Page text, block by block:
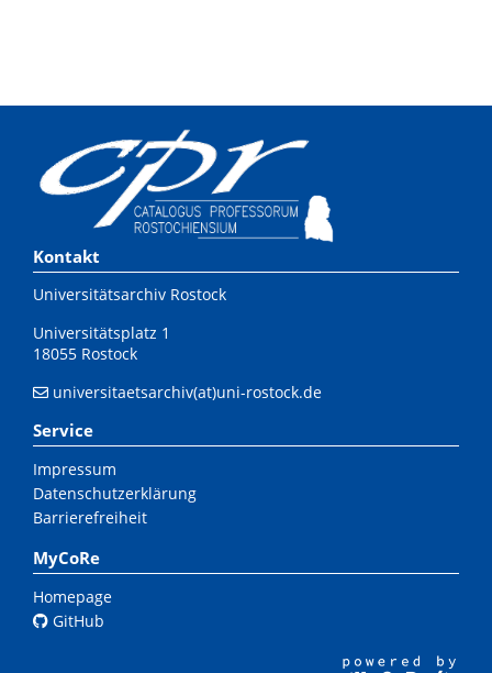
Kontakt
Universitätsarchiv Rostock
Universitätsplatz 1
18055 Rostock
universitaetsarchiv(at)uni-rostock.de
Service
Impressum
Datenschutzerklärung
Barrierefreiheit
MyCoRe
Homepage
GitHub